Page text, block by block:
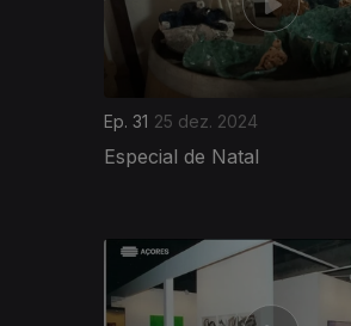
Ep. 31 25 dez. 2024
Especial de Natal